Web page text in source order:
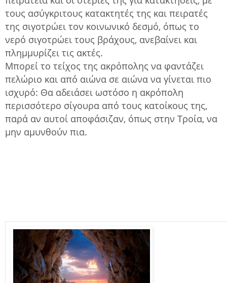
τους ασύγκριτους κατακτητές της και πειρατές
της σιγοτρώει τον κοινωνικό δεσμό, όπως το
νερό σιγοτρώει τους βράχους, ανεβαίνει και
πλημμυρίζει τις ακτές.
Μπορεί το τείχος της ακρόπολης να φαντάζει
πελώριο και από αιώνα σε αιώνα να γίνεται πιο
ισχυρό: Θα αδειάσει ωστόσο η ακρόπολη
περισσότερο σίγουρα από τους κατοίκους της,
παρά αν αυτοί αποφάσιζαν, όπως στην Τροία, να
μην αμυνθούν πια.